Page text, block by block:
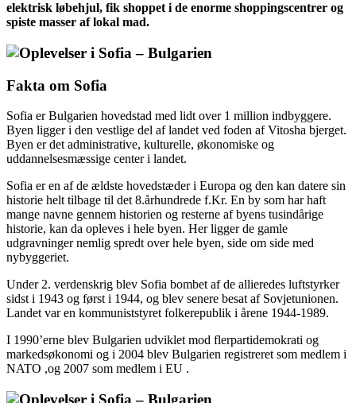
elektrisk løbehjul, fik shoppet i de enorme shoppingscentrer og
spiste masser af lokal mad.
Fakta om Sofia
Sofia er Bulgarien hovedstad med lidt over 1 million indbyggere.
Byen ligger i den vestlige del af landet ved foden af Vitosha bjerget.
Byen er det administrative, kulturelle, økonomiske og
uddannelsesmæssige center i landet.
Sofia er en af de ældste hovedstæder i Europa og den kan datere sin
historie helt tilbage til det 8.århundrede f.Kr. En by som har haft
mange navne gennem historien og resterne af byens tusindårige
historie, kan da opleves i hele byen. Her ligger de gamle
udgravninger nemlig spredt over hele byen, side om side med
nybyggeriet.
Under 2. verdenskrig blev Sofia bombet af de allieredes luftstyrker
sidst i 1943 og først i 1944, og blev senere besat af Sovjetunionen.
Landet var en kommuniststyret folkerepublik i årene 1944-1989.
I 1990’erne blev Bulgarien udviklet mod flerpartidemokrati og
markedsøkonomi og i 2004 blev Bulgarien registreret som medlem i
NATO ,og 2007 som medlem i EU .